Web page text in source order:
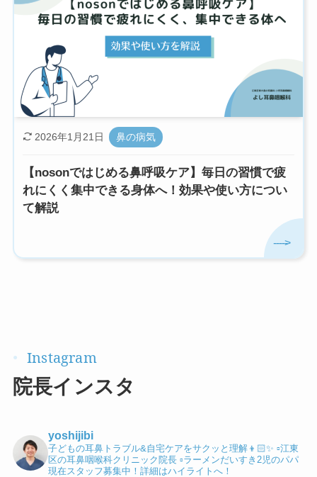
【nosonではじめる鼻呼吸ケア】毎日の習慣で疲
れにくく集中できる身体へ！効果や使い方につい
て解説
2026年1月21日 鼻の病気
院長インスタ
yoshijibi
子どもの耳鼻トラブル&自宅ケアをサクッと理解👦🏻✨ ▫️江東
区の耳鼻咽喉科クリニック院長▫️ラーメンだいすき2児のパパ
現在スタッフ募集中！詳細はハイライトへ！